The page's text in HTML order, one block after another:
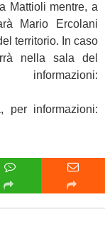
Mattioli mentre, a
Mario Ercolani
territorio. In caso
nella sala del
per informazioni: